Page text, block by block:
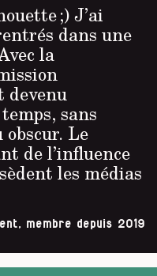
;) J’ai
dans une
la
devenu
sans
Le
de l’influence
les médias
membre depuis 2019